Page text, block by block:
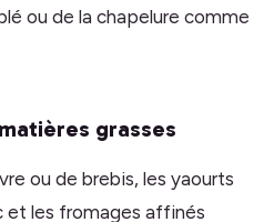
ou de la chapelure comme
grasses
ou de brebis, les yaourts
et les fromages affinés